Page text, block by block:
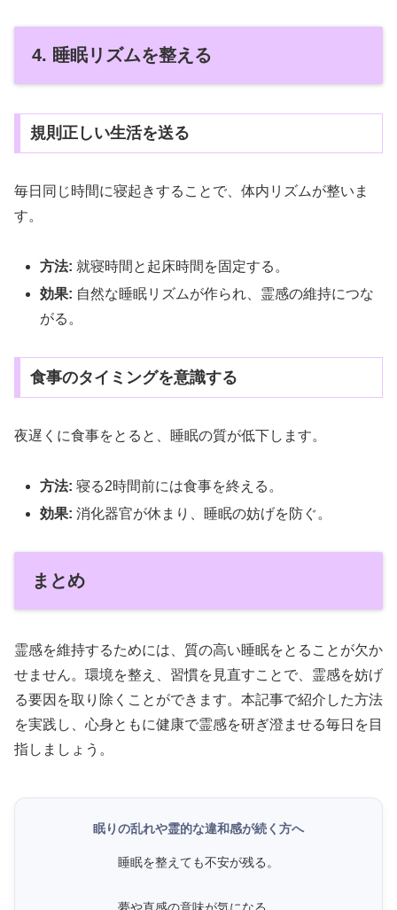
4. 睡眠リズムを整える
規則正しい生活を送る
毎日同じ時間に寝起きすることで、体内リズムが整いま
す。
方法: 就寝時間と起床時間を固定する。
効果: 自然な睡眠リズムが作られ、霊感の維持につな
がる。
食事のタイミングを意識する
夜遅くに食事をとると、睡眠の質が低下します。
方法: 寝る2時間前には食事を終える。
効果: 消化器官が休まり、睡眠の妨げを防ぐ。
まとめ
霊感を維持するためには、質の高い睡眠をとることが欠か
せません。環境を整え、習慣を見直すことで、霊感を妨げ
る要因を取り除くことができます。本記事で紹介した方法
を実践し、心身ともに健康で霊感を研ぎ澄ませる毎日を目
指しましょう。
眠りの乱れや霊的な違和感が続く方へ
睡眠を整えても不安が残る。